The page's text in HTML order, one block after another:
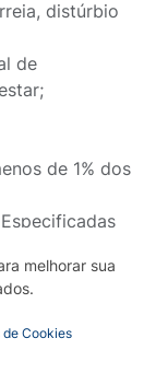
melhorar sua
Cookies
distúrbio
de
de 1% dos
na mama);
(desejo
de atenção,